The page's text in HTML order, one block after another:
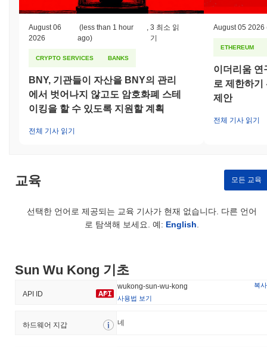
거버넌스 구조에 대한 검토를 포함한 stricter compliance
프로젝트 방향에 대한 커뮤니티 내 의견 불일치가 발생한 사례도
있었습니다. 이러한 거버넌스 분쟁을 해결하기 위해 팀은 이해관계
의 및 투표 메커니즘을 시작했습니다. 손오공이 직면한 지속적인
위험에는 시장 변동성과 잠재적인 규제 변화가 포함되며, 이는 블
록체인 공간에서 일반적입니다. 팀은 정기적인 감사, 커뮤니티 참
여 및 준수 프레임워크 업데이트를 통해 이러한 위험을 완화하기
위해 적극적으로 노력하고 있으며, 생태계 내에서 신뢰와 안정성을
Sun Wu Kong (WUKONG)는 어디에서 구매할 수 있
Sun Wu Kong (WUKONG)는 centralized and decentralized 암호화
폐 거래소에서 널리 이용할 수 있습니다.
지난 24시간 동안 Sun Wu Kong의 거래량은
Sun Wu Kong의 가격 범위 기록은 무엇인가요?
역대 최저가(ATL):
$0.00
August 06
2026
(less than 1 hour
ago)
3 최소 읽
기
CRYPTO SERVICES BANKS
BNY, 기관들이 자산을 BNY의 관리
에서 벗어나지 않고도 암호화폐 스테
이킹을 할 수 있도록 지원할 계획
전체 기사 읽기
August 05 2026
ETHEREUM
이더리움 연
로 제한하기
제안
전체 기사 읽기
교육 모든 교육
선택한 언어로 제공되는 교육 기사가 현재 없습니다. 다른 언어
로 탐색해 보세요. 예: English
Sun Wu Kong 기초
API ID
wukong-sun-wu-kong
복사
사용법 보기
하드웨어 지갑 네